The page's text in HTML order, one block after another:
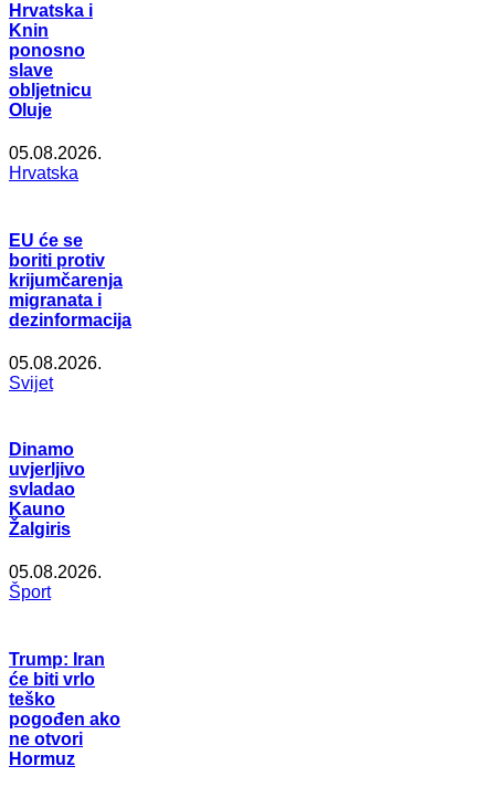
Hrvatska i
Knin
ponosno
slave
obljetnicu
Oluje
05.08.2026.
Hrvatska
EU će se
boriti protiv
krijumčarenja
migranata i
dezinformacija
05.08.2026.
Svijet
Dinamo
uvjerljivo
svladao
Kauno
Žalgiris
05.08.2026.
Šport
Trump: Iran
će biti vrlo
teško
pogođen ako
ne otvori
Hormuz